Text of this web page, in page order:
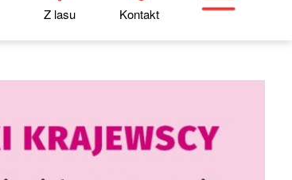
Z lasu Kontakt